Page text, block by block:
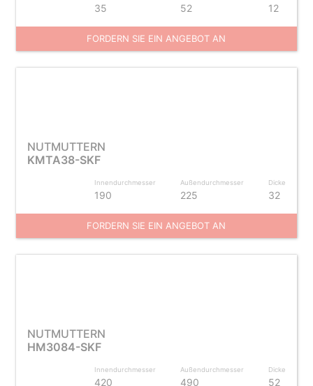
35 52 12
FORDERN SIE EIN ANGEBOT AN
NUTMUTTERN
KMTA38-SKF
Innendurchmesser
190
Außendurchmesser
225
Dicke
32
FORDERN SIE EIN ANGEBOT AN
NUTMUTTERN
HM3084-SKF
Innendurchmesser
420
Außendurchmesser
490
Dicke
52